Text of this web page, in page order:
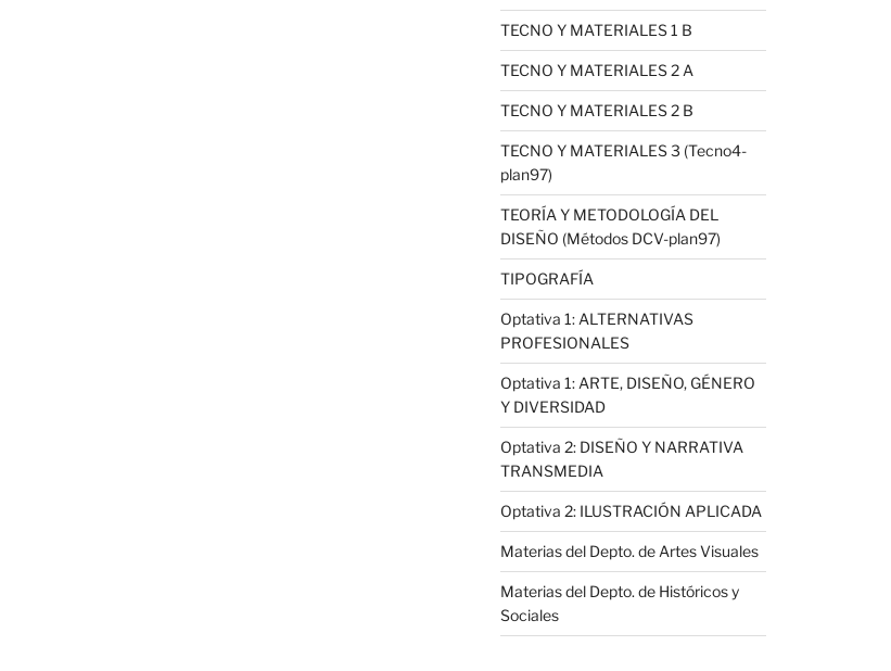
TECNO Y MATERIALES 1 B
TECNO Y MATERIALES 2 A
TECNO Y MATERIALES 2 B
TECNO Y MATERIALES 3 (Tecno4-
plan97)
TEORÍA Y METODOLOGÍA DEL
DISEÑO (Métodos DCV-plan97)
TIPOGRAFÍA
Optativa 1: ALTERNATIVAS
PROFESIONALES
Optativa 1: ARTE, DISEÑO, GÉNERO
Y DIVERSIDAD
Optativa 2: DISEÑO Y NARRATIVA
TRANSMEDIA
Optativa 2: ILUSTRACIÓN APLICADA
Materias del Depto. de Artes Visuales
Materias del Depto. de Históricos y
Sociales